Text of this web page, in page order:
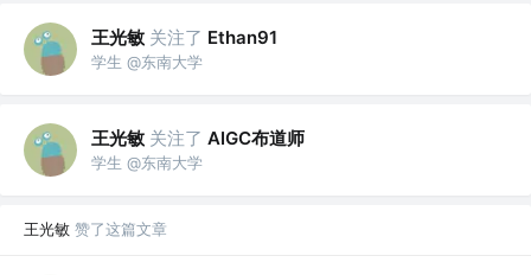
王光敏 关注了 Ethan91
学生 @东南大学
王光敏 关注了 AIGC布道师
学生 @东南大学
王光敏 赞了这篇文章